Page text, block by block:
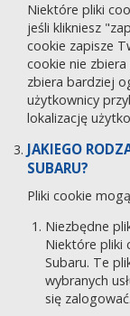
Niektóre pliki
jeśli klikniesz
cookie zapisze
cookie nie
zbiera bardziej
użytkownicy
lokalizację
JAKIEGO
SUBARU?
Pliki cookie
Niezbędne
Niektóre pliki
Subaru. Te
wybranych
się zalogować.